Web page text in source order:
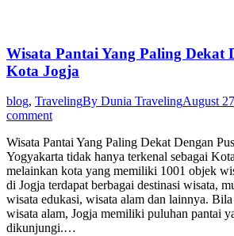
Wisata Pantai Yang Paling Dekat
Kota Jogja
blog, TravelingBy Dunia TravelingAugust
comment
Wisata Pantai Yang Paling Dekat Dengan
Yogyakarta tidak hanya terkenal sebagai
melainkan kota yang memiliki 1001 objek
di Jogja terdapat berbagai destinasi wisata,
wisata edukasi, wisata alam dan lainnya.
wisata alam, Jogja memiliki puluhan pantai
dikunjungi.…